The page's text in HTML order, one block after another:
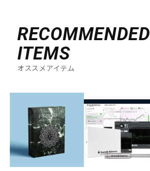
RECOMMENDED
ITEMS
オススメアイテム